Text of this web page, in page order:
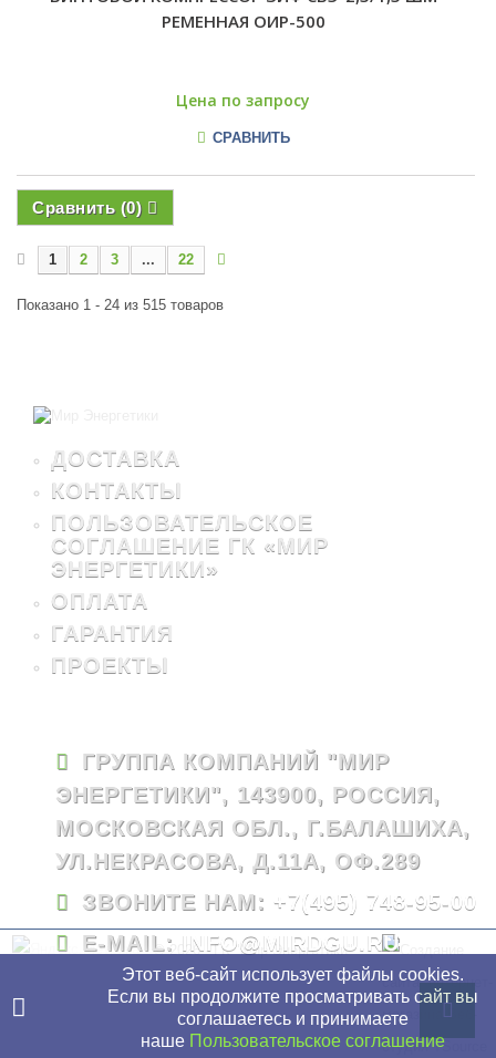
РЕМЕННАЯ ОИР-500
Цена по запросу
СРАВНИТЬ
Сравнить (0)
1 2 3 ... 22
Показано 1 - 24 из 515 товаров
ДОСТАВКА
КОНТАКТЫ
ПОЛЬЗОВАТЕЛЬСКОЕ
СОГЛАШЕНИЕ ГК «МИР
ЭНЕРГЕТИКИ»
ОПЛАТА
ГАРАНТИЯ
ПРОЕКТЫ
© 2026 - ГК "Мир Энергетики"
ГРУППА КОМПАНИЙ "МИР
ЭНЕРГЕТИКИ", 143900, РОССИЯ,
МОСКОВСКАЯ ОБЛ., Г.БАЛАШИХА,
УЛ.НЕКРАСОВА, Д.11А, ОФ.289
ЗВОНИТЕ НАМ: +7(495) 748-95-00
E-MAIL: INFO@MIRDGU.RU
Этот веб-сайт использует файлы cookies.
Если вы продолжите просматривать сайт вы
соглашаетесь и принимаете
наше Пользовательское соглашение